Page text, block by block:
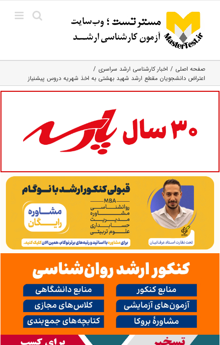
content
صفحه اصلی
اخبار کارشناسی ارشد سراسری
اعتراض دانشجویان مقطع ارشد شهید بهشتی به اخذ شهریه دروس پیش‎نیاز